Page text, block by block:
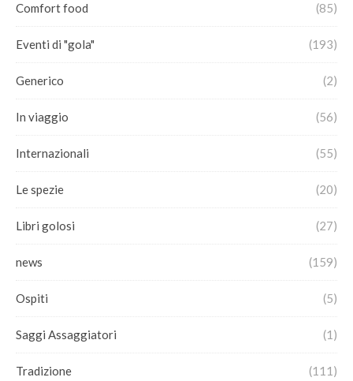
Comfort food (85)
Eventi di "gola" (193)
Generico (2)
In viaggio (56)
Internazionali (55)
Le spezie (20)
Libri golosi (27)
news (159)
Ospiti (5)
Saggi Assaggiatori (1)
Tradizione (111)